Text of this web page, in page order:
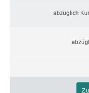
abzüglich